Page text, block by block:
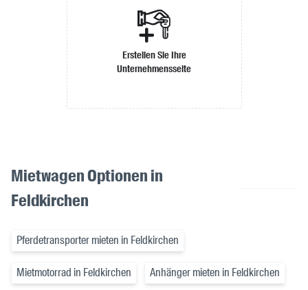
Erstellen Sie Ihre
Unternehmensseite
Mietwagen Optionen in
Feldkirchen
Pferdetransporter mieten in Feldkirchen
Mietmotorrad in Feldkirchen Anhänger mieten in Feldkirchen